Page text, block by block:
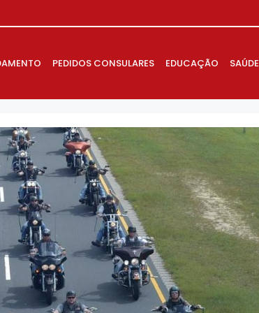
PEDIDOS CONSULARES EDUCAÇÃO SAÚDE